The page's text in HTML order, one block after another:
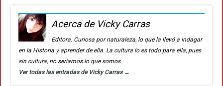
Acerca de Vicky Carras
Editora. Curiosa por naturaleza, lo que la llevó a indagar
en la Historia y aprender de ella. La cultura lo es todo para ella, pues
sin cultura, no seríamos lo que somos.
Ver todas las entradas de Vicky Carras →